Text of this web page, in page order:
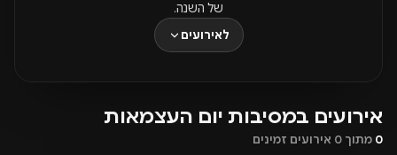
של השנה.
לאירועים
אירועים במסיבות יום העצמאות
0 מתוך 0 אירועים זמינים